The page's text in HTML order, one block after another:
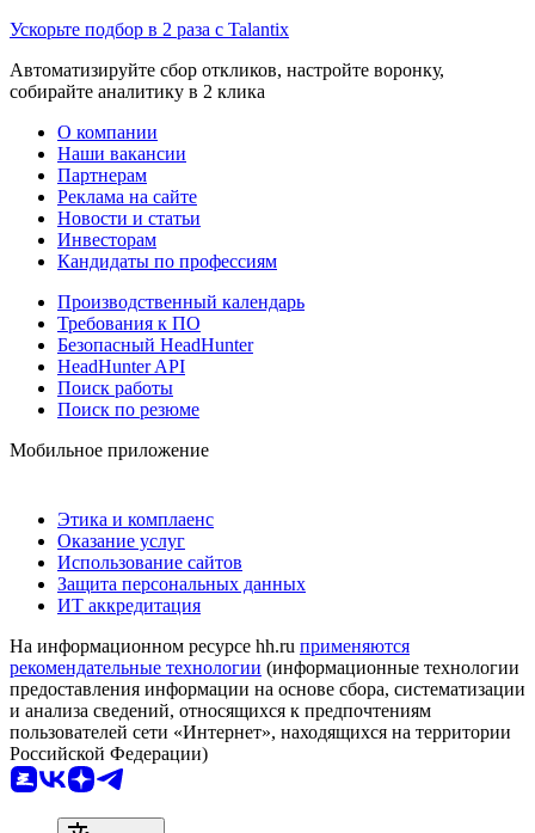
Ускорьте подбор в 2 раза с Talantix
Автоматизируйте сбор откликов, настройте воронку,
собирайте аналитику в 2 клика
О компании
Наши вакансии
Партнерам
Реклама на сайте
Новости и статьи
Инвесторам
Кандидаты по профессиям
Производственный календарь
Требования к ПО
Безопасный HeadHunter
HeadHunter API
Поиск работы
Поиск по резюме
Мобильное приложение
Этика и комплаенс
Оказание услуг
Использование сайтов
Защита персональных данных
ИТ аккредитация
На информационном ресурсе hh.ru применяются
рекомендательные технологии (информационные технологии
предоставления информации на основе сбора, систематизации
и анализа сведений, относящихся к предпочтениям
пользователей сети «Интернет», находящихся на территории
Российской Федерации)